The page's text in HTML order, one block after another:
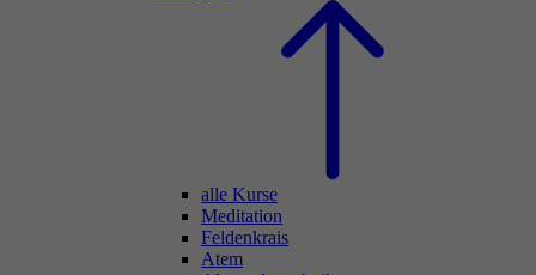
alle Kurse
Meditation
Feldenkrais
Atem